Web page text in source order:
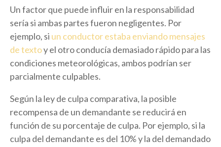
Un factor que puede influir en la responsabilidad
sería si ambas partes fueron negligentes. Por
ejemplo, si un conductor estaba enviando mensajes
de textoy el otro conducía demasiado rápido para las
condiciones meteorológicas, ambos podrían ser
parcialmente culpables.
Según la ley de culpa comparativa, la posible
recompensa de un demandante se reducirá en
función de su porcentaje de culpa. Por ejemplo, si la
culpa del demandante es del 10% y la del demandado